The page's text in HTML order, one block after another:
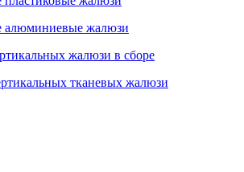
алюминиевые жалюзи
жалюзи в сборе
тканевых жалюзи